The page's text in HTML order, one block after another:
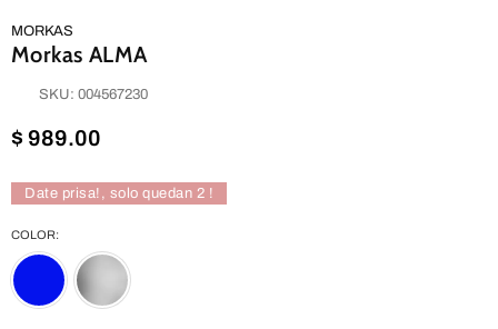
MORKAS
Morkas ALMA
SKU: 004567230
Precio
$ 989.00
Date prisa!, solo quedan 2 !
COLOR: